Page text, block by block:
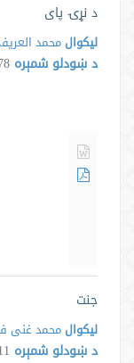
د نړۍ پای
لیکوالمحمد
د ښودلو شمېره
جنت
لیکوالمحمد غنی
د ښودلو شمېره